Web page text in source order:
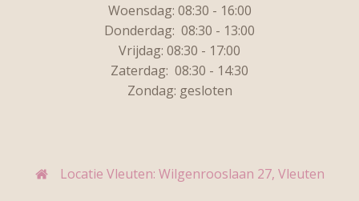
Woensdag: 08:30 - 16:00
Donderdag: 08:30 - 13:00
Vrijdag: 08:30 - 17:00
Zaterdag: 08:30 - 14:30
Zondag: gesloten
Locatie Vleuten: Wilgenrooslaan 27, Vleuten